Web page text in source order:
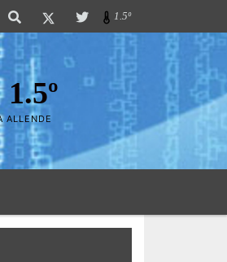
PUES..! "El
1.5º
1.5º
ALLENDE